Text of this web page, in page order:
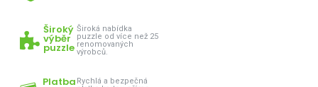
Široký
výběr
puzzle
Široká nabídka
puzzle od více než 25
renomovaných
výrobců.
Platba Rychlá a bezpečná